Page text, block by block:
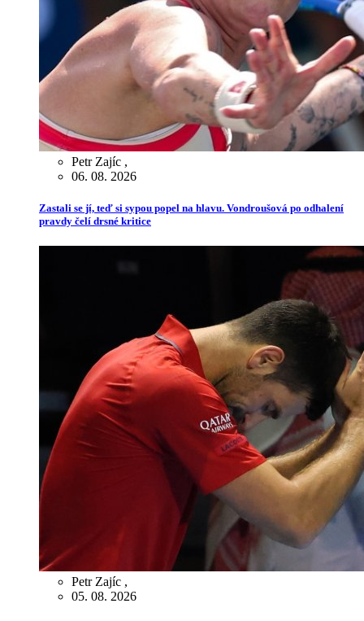
Petr Zajíc ,
06. 08. 2026
Zastali se jí, teď si sypou popel na hlavu. Vondroušová po odhalení
pravdy čelí drsné kritice
Petr Zajíc ,
05. 08. 2026